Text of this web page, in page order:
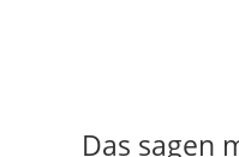
Das sagen